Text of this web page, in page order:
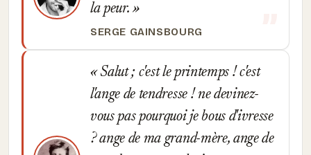
la peur.
SERGE GAINSBOURG
Salut ; c'est le printemps ! c'est
l'ange de tendresse ! ne devinez-
vous pas pourquoi je bous d'ivresse
? ange de ma grand-mère, ange de